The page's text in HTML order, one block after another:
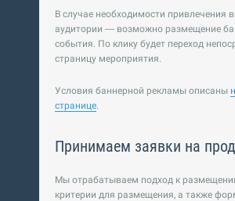
В случае необходимости привлечения
аудитории — возможно размещение
события. По клику будет переход
страницу мероприятия.
Условия баннерной рекламы описаны
странице.
Принимаем заявки на
Мы отрабатываем подход к
критерии для размещения, а также